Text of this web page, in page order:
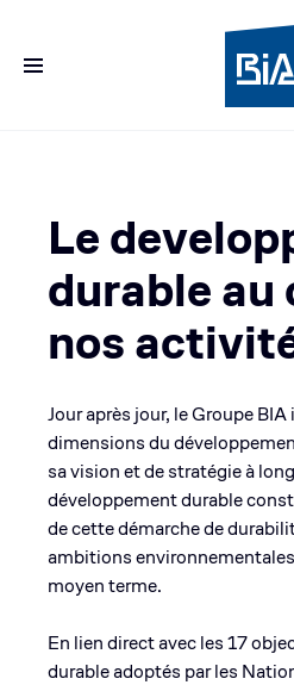
Le
durable
nos
Jour après jour, le Groupe
dimensions du
sa vision et de stratégie à
développement durable
de cette démarche de
ambitions
moyen terme.
En lien direct avec les 17
durable adoptés par les